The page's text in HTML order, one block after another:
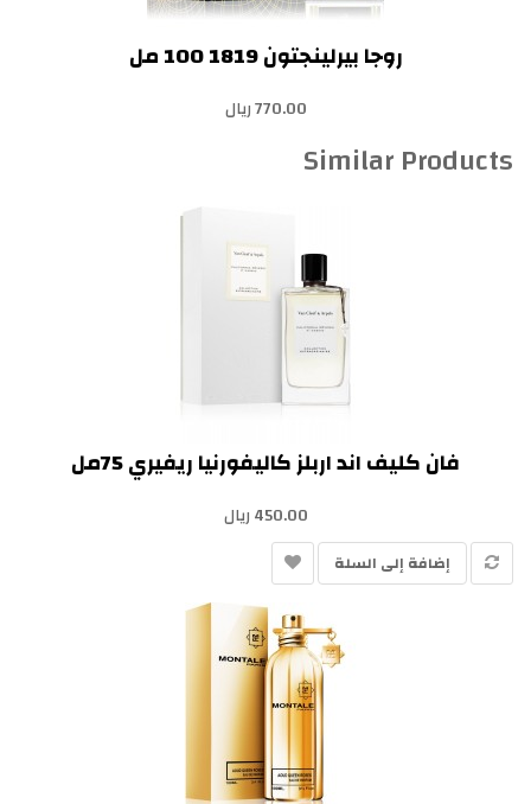
روجا بيرلينجتون 1819 100 مل
770.00 ريال
Similar Products
فان كليف اند اربلز كاليفورنيا ريفيري 75مل
450.00 ريال
إضافة إلى السلة